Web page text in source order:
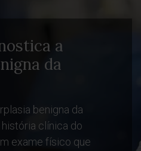
a
da
benigna da
clínica do
exame físico que